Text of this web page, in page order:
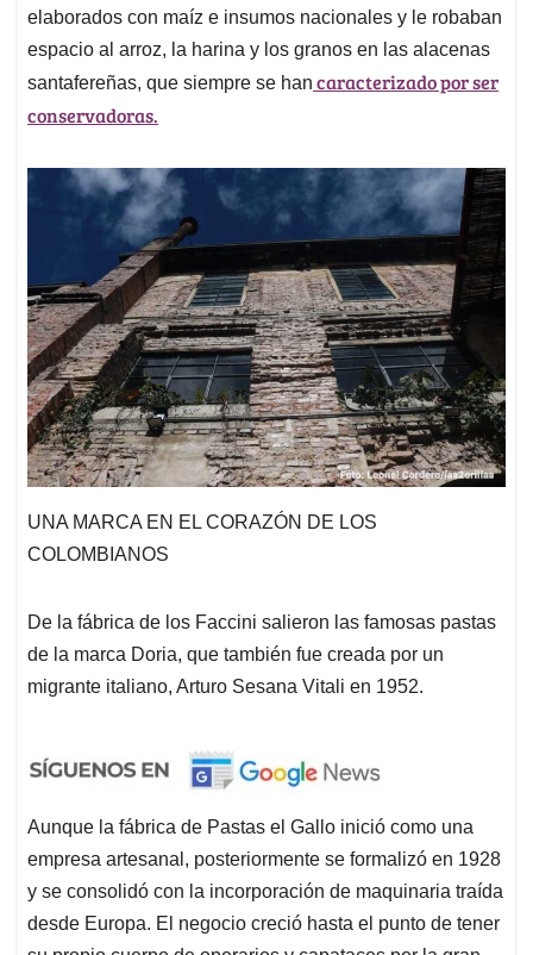
elaborados con maíz e insumos nacionales y le robaban
espacio al arroz, la harina y los granos en las alacenas
santafereñas, que siempre se han caracterizado por ser
conservadoras.
UNA MARCA EN EL CORAZÓN DE LOS
COLOMBIANOS
De la fábrica de los Faccini salieron las famosas pastas
de la marca Doria, que también fue creada por un
migrante italiano, Arturo Sesana Vitali en 1952.
Aunque la fábrica de Pastas el Gallo inició como una
empresa artesanal, posteriormente se formalizó en 1928
y se consolidó con la incorporación de maquinaria traída
desde Europa. El negocio creció hasta el punto de tener